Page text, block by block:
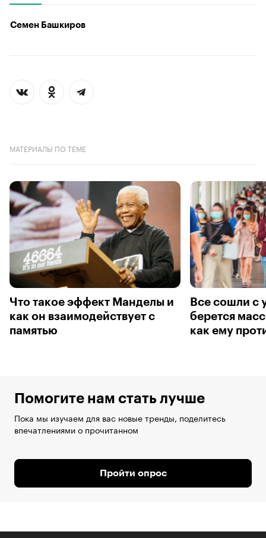
Семен Башкиров
МАТЕРИАЛЫ ПО ТЕМЕ
Что такое эффект Манделы и
как он взаимодействует с
памятью
Все сошли с
берется
как ему
Помогите нам стать лучше
Пока мы изучаем для вас новые тренды, поделитесь
впечатлениями о прочитанном
Пройти опрос